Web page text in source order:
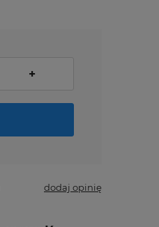
+
dodaj opinię